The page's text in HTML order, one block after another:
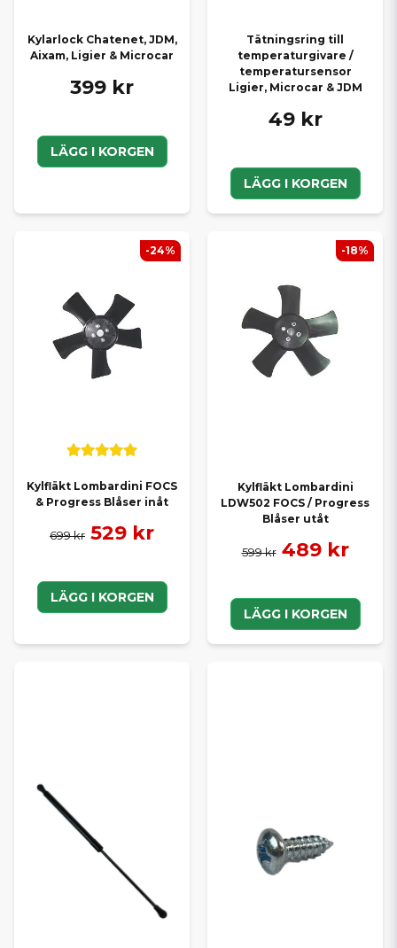
Kylarlock Chatenet, JDM,
Aixam, Ligier & Microcar
399 kr
LÄGG I KORGEN
Tätningsring till
temperaturgivare /
temperatursensor
Ligier, Microcar & JDM
49 kr
LÄGG I KORGEN
Kylfläkt Lombardini FOCS
& Progress Blåser inåt
699 kr 529 kr
LÄGG I KORGEN
-24%
Kylfläkt Lombardini
LDW502 FOCS / Progress
Blåser utåt
599 kr 489 kr
LÄGG I KORGEN
-18%